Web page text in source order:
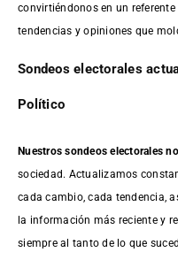
convirtiéndonos en un
tendencias y opiniones que
Sondeos electorales
Político
Nuestros sondeos electorales
sociedad. Actualizamos
cada cambio, cada tendencia,
la información más reciente y
siempre al tanto de lo que